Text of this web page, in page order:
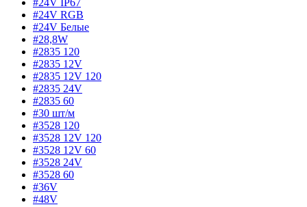
#24V RGB
#24V Белые
#28,8W
#2835 120
#2835 12V
#2835 12V 120
#2835 24V
#2835 60
#30 шт/м
#3528 120
#3528 12V 120
#3528 12V 60
#3528 24V
#3528 60
#36V
#48V